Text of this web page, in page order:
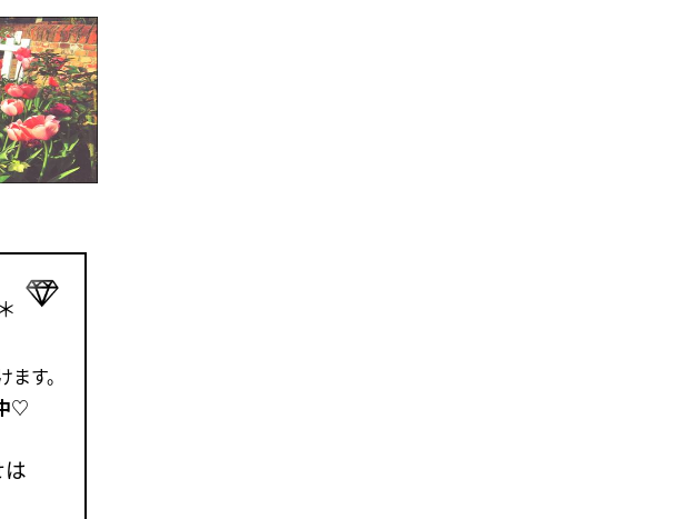
す。
♡